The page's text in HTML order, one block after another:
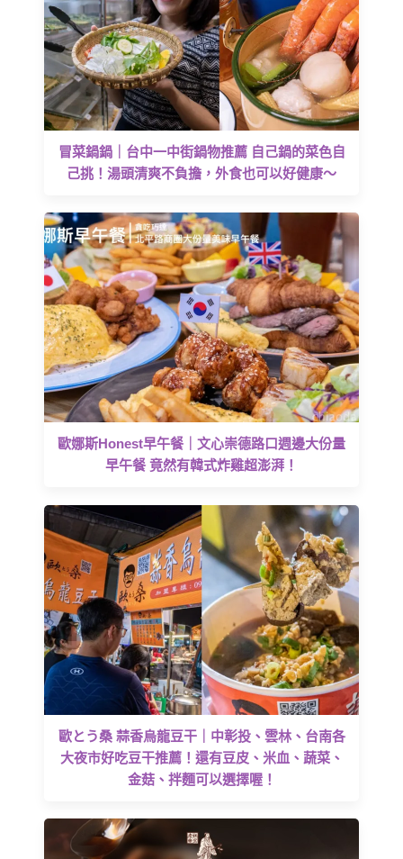
冒菜鍋鍋｜台中一中街鍋物推薦 自己鍋的菜色自
己挑！湯頭清爽不負擔，外食也可以好健康～
歐娜斯Honest早午餐｜文心崇德路口週邊大份量
早午餐 竟然有韓式炸雞超澎湃！
歐とう桑 蒜香烏龍豆干｜中彰投、雲林、台南各
大夜市好吃豆干推薦！還有豆皮、米血、蔬菜、
金菇、拌麵可以選擇喔！